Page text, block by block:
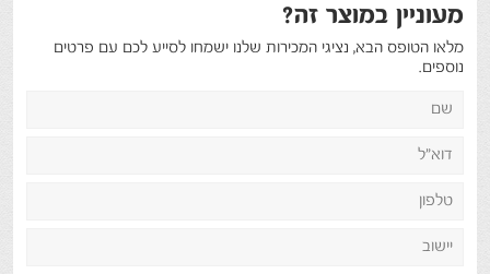
מעוניין במוצר זה?
מלאו הטופס הבא, נציגי המכירות שלנו ישמחו לסייע לכם עם פרטים
נוספים.